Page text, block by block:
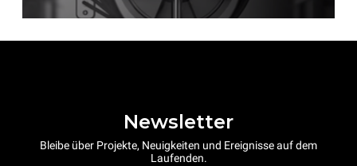
Newsletter
Bleibe über Projekte, Neuigkeiten und Ereignisse auf dem
Laufenden.